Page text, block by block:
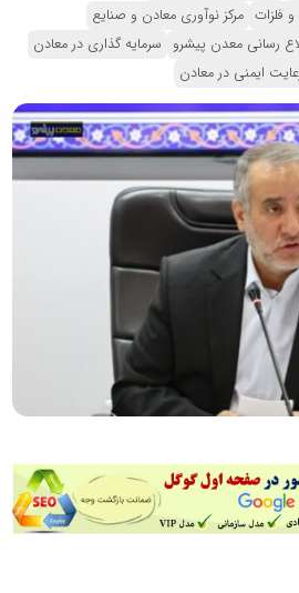
فلزات مرکز نوآوری معادن و صنایع
رسانی معدن پیشرو سرمایه گذاری در معادن
ایمنی در معادن